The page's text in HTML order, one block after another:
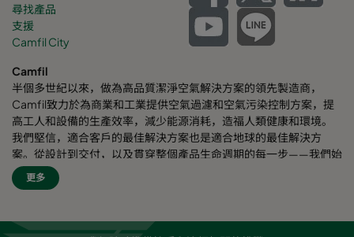
尋找產品
支援
Camfil City
Camfil
半個多世紀以來，做為高品質潔淨空氣解決方案的領先製造商，
Camfil致力於為商業和工業提供空氣過濾和空氣污染控制方案，提
高工人和設備的生產效率，減少能源消耗，造福人類健康和環境。
我們堅信，適合客戶的最佳解決方案也是適合地球的最佳解決方
案。從設計到交付，以及貫穿整個產品生命週期的每一步——我們始
終考慮我們的事業對周圍員工乃至對整個世界的影響。我們採用全
新的問題解決方案、創新的設計、精準的工藝控制，高度重視客
人都能輕鬆呼吸潔淨空氣。Camfil自豪地為客戶提供服務和支援。
更多